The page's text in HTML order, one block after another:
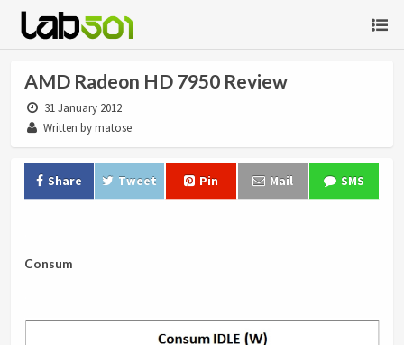
AMD Radeon HD 7950 Review
31 January 2012
Written by matose
Share Tweet Pin Mail SMS
Consum